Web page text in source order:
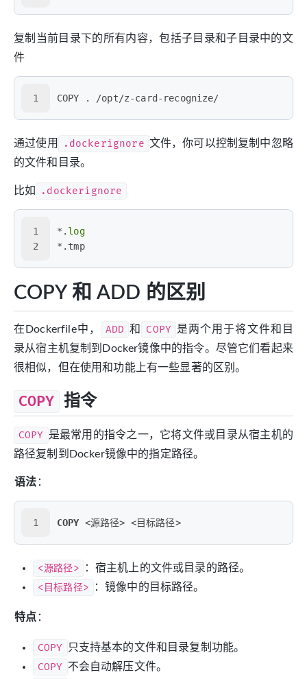
复制当前目录下的所有内容，包括子目录和子目录中的文
件
1 COPY . /opt/z-card-recognize/
通过使用 .dockerignore 文件，你可以控制复制中忽略
的文件和目录。
比如 .dockerignore
1
2
*. log
*.tmp
COPY 和 ADD 的区别
在Dockerfile中， ADD 和 COPY
是两个用于将文件和目
录从宿主机复制到Docker镜像中的指令。尽管它们看起来
很相似，但在使用和功能上有一些显著的区别。
COPY 指令
COPY
是最常用的指令之一，它将文件或目录从宿主机的
路径复制到Docker镜像中的指定路径。
语法 ：
1 COPY <源路径> <目标路径>
<源路径> ：宿主机上的文件或目录的路径。
<目标路径> ：镜像中的目标路径。
特点 ：
COPY 只支持基本的文件和目录复制功能。
COPY 不会自动解压文件。